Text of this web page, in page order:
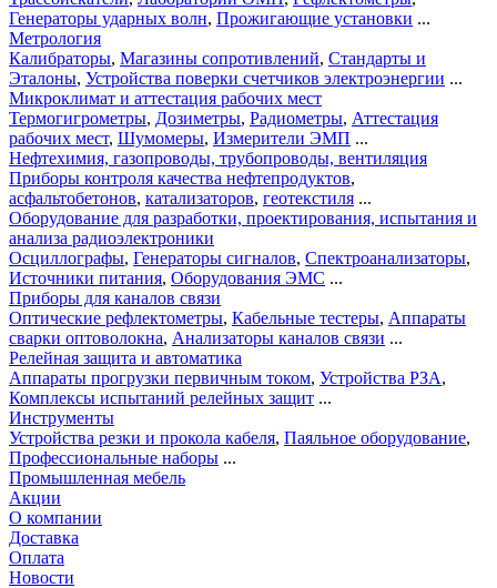
Генераторы ударных волн, Прожигающие установки ...
Метрология
Калибраторы, Магазины сопротивлений, Стандарты и
Эталоны, Устройства поверки счетчиков электроэнергии ...
Микроклимат и аттестация рабочих мест
Термогигрометры, Дозиметры, Радиометры, Аттестация
рабочих мест, Шумомеры, Измерители ЭМП ...
Нефтехимия, газопроводы, трубопроводы, вентиляция
Приборы контроля качества нефтепродуктов,
асфальтобетонов, катализаторов, геотекстиля ...
Оборудование для разработки, проектирования, испытания и
анализа радиоэлектроники
Осциллографы, Генераторы сигналов, Спектроанализаторы,
Источники питания, Оборудования ЭМС ...
Приборы для каналов связи
Оптические рефлектометры, Кабельные тестеры, Аппараты
сварки оптоволокна, Анализаторы каналов связи ...
Релейная защита и автоматика
Аппараты прогрузки первичным током, Устройства РЗА,
Комплексы испытаний релейных защит ...
Инструменты
Устройства резки и прокола кабеля, Паяльное оборудование,
Профессиональные наборы ...
Промышленная мебель
Акции
О компании
Доставка
Оплата
Новости